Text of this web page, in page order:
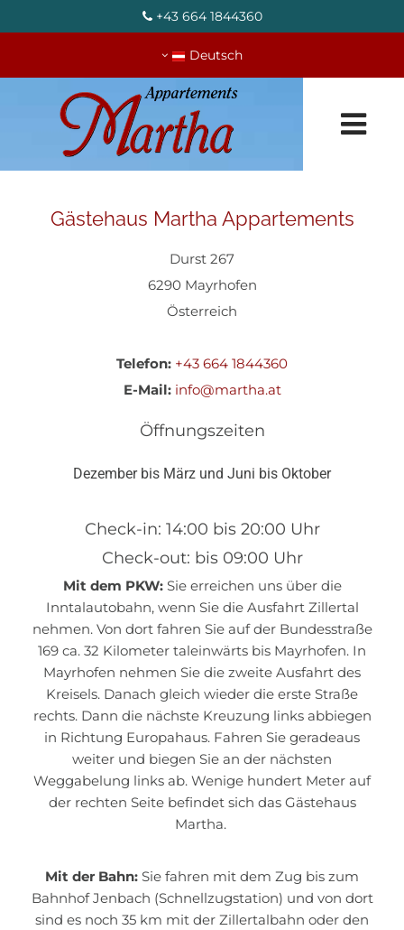
 +43 664 1844360
Deutsch
Gästehaus Martha Appartements
Durst 267
6290 Mayrhofen
Österreich
Telefon: +43 664 1844360
E-Mail: info@martha.at
Öffnungszeiten
Dezember bis März und Juni bis Oktober
Check-in: 14:00 bis 20:00 Uhr
Check-out: bis 09:00 Uhr
Mit dem PKW: Sie erreichen uns über die
Inntalautobahn, wenn Sie die Ausfahrt Zillertal
nehmen. Von dort fahren Sie auf der Bundesstraße
169 ca. 32 Kilometer taleinwärts bis Mayrhofen. In
Mayrhofen nehmen Sie die zweite Ausfahrt des
Kreisels. Danach gleich wieder die erste Straße
rechts. Dann die nächste Kreuzung links abbiegen
in Richtung Europahaus. Fahren Sie geradeaus
weiter und biegen Sie an der nächsten
Weggabelung links ab. Wenige hundert Meter auf
der rechten Seite befindet sich das Gästehaus
Martha.
Mit der Bahn: Sie fahren mit dem Zug bis zum
Bahnhof Jenbach (Schnellzugstation) und von dort
sind es noch 35 km mit der Zillertalbahn oder den